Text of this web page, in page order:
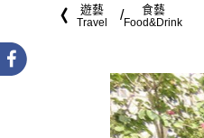
遊藝
Travel
食藝
Food&Drink